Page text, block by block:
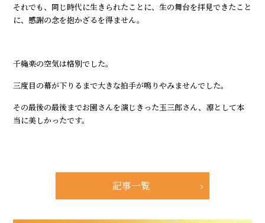
それでも、同じ時代に生きられたことに、生の舞台を拝見できたこと
に、感謝の念を抱かざるを得ません。
千穐楽の空気は格別でした。
三度目の幕が下りるまで大きな拍手が鳴りやみませんでした。
その最後の最後までお園さんを演じきった玉三郎さん、凛として本
当に美しかったです。
記事一覧